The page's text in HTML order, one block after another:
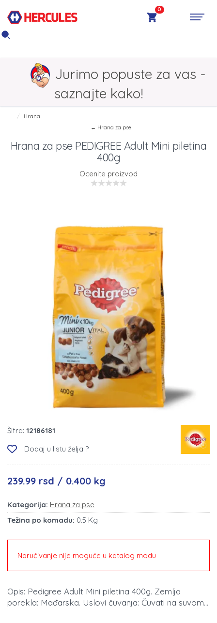
0
Jurimo popuste za vas -
saznajte kako!
Hrana
← Hrana za pse
Hrana za pse PEDIGREE Adult Mini piletina
400g
Ocenite proizvod
Šifra: 12186181
Dodaj u listu želja ?
239.99 rsd / 0.400 kg
Kategorija: Hrana za pse
Težina po komadu: 0.5 Kg
Naručivanje nije moguće u katalog modu
Opis: Pedigree Adult Mini piletina 400g. Zemlja
porekla: Mađarska. Uslovi čuvanja: Čuvati na suvom...